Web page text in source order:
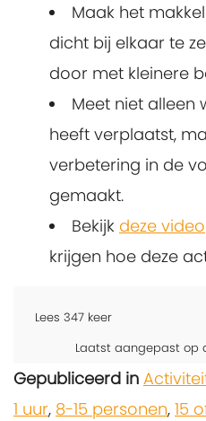
Maak het
dicht bij elkaar te
door met kleinere
Meet niet alleen
heeft verplaatst,
verbetering in de
gemaakt.
Bekijk deze video
krijgen hoe deze
Lees 347 keer
Laatst aangepast op
Gepubliceerd in
1 uur, 8-15 personen, 15